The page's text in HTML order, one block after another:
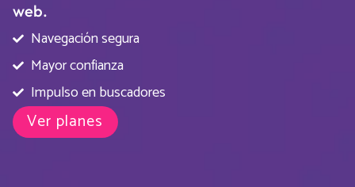
web.
Navegación segura
Mayor confianza
Impulso en buscadores
Ver planes